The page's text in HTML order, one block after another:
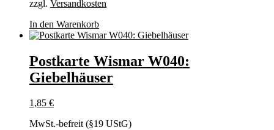
zzgl. Versandkosten
In den Warenkorb
Postkarte Wismar W040:
Giebelhäuser
1,85 €
MwSt.-befreit (§19 UStG)